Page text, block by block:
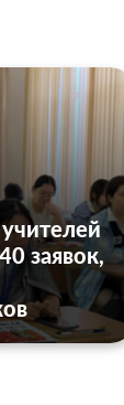
заявок,